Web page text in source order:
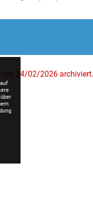
am 24/02/2026 archiviert.